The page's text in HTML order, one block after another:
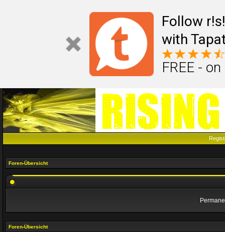
Follow
with
FREE -
Foren-Übersicht
Foren-Übersicht